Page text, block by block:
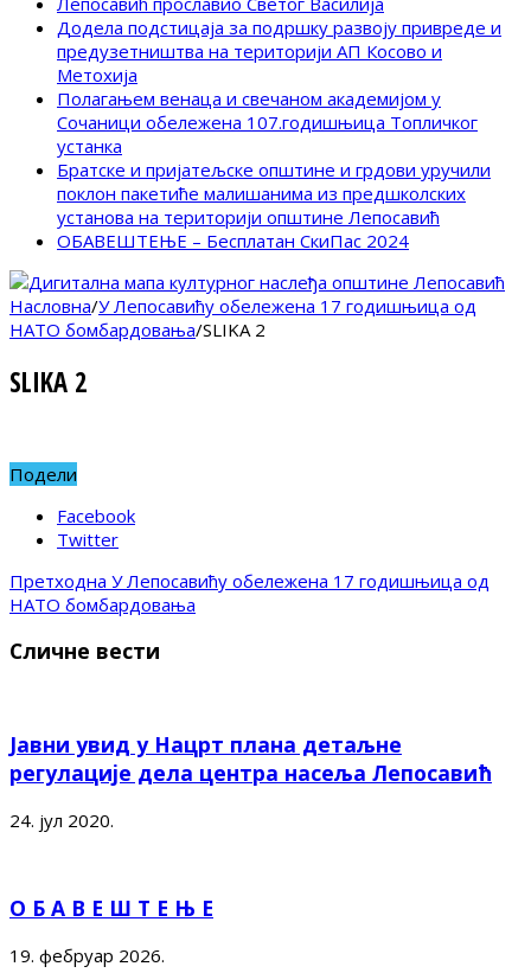
Додела подстицаја за подршку развоју привреде и
предузетништва на територији АП Косово и
Метохија
Полагањем венаца и свечаном академијом у
Сочаници обележена 107.годишњица Топличког
устанка
Братске и пријатељске општине и грдови уручили
поклон пакетиће малишанима из предшколских
установа на територији општине Лепосавић
ОБАВЕШТЕЊЕ – Бесплатан СкиПас 2024
Насловна/У Лепосавићу обележена 17 годишњица од
НАТО бомбардовања/SLIKA 2
SLIKA 2
Подели
Facebook
Twitter
Претходна У Лепосавићу обележена 17 годишњица од
НАТО бомбардовања
Сличне вести
Јавни увид у Нацрт плана детаљне
регулације дела центра насеља Лепосавић
24. јул 2020.
О Б А В Е Ш Т Е Њ Е
19. фебруар 2026.